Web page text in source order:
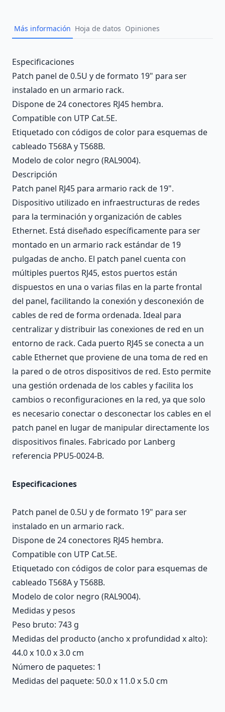
Más información Hoja de datos Opiniones
Description
Especificaciones
Patch panel de 0.5U y de formato 19" para ser
instalado en un armario rack.
Dispone de 24 conectores RJ45 hembra.
Compatible con UTP Cat.5E.
Etiquetado con códigos de color para esquemas de
cableado T568A y T568B.
Modelo de color negro (RAL9004).
Descripción
Patch panel RJ45 para armario rack de 19".
Dispositivo utilizado en infraestructuras de redes
para la terminación y organización de cables
Ethernet. Está diseñado específicamente para ser
montado en un armario rack estándar de 19
pulgadas de ancho. El patch panel cuenta con
múltiples puertos RJ45, estos puertos están
dispuestos en una o varias filas en la parte frontal
del panel, facilitando la conexión y desconexión de
cables de red de forma ordenada. Ideal para
centralizar y distribuir las conexiones de red en un
entorno de rack. Cada puerto RJ45 se conecta a un
cable Ethernet que proviene de una toma de red en
la pared o de otros dispositivos de red. Esto permite
una gestión ordenada de los cables y facilita los
cambios o reconfiguraciones en la red, ya que solo
es necesario conectar o desconectar los cables en el
patch panel en lugar de manipular directamente los
dispositivos finales. Fabricado por Lanberg
referencia PPU5-0024-B.
Especificaciones
Patch panel de 0.5U y de formato 19" para ser
instalado en un armario rack.
Dispone de 24 conectores RJ45 hembra.
Compatible con UTP Cat.5E.
Etiquetado con códigos de color para esquemas de
cableado T568A y T568B.
Modelo de color negro (RAL9004).
Medidas y pesos
Peso bruto: 743 g
Medidas del producto (ancho x profundidad x alto):
44.0 x 10.0 x 3.0 cm
Número de paquetes: 1
Medidas del paquete: 50.0 x 11.0 x 5.0 cm